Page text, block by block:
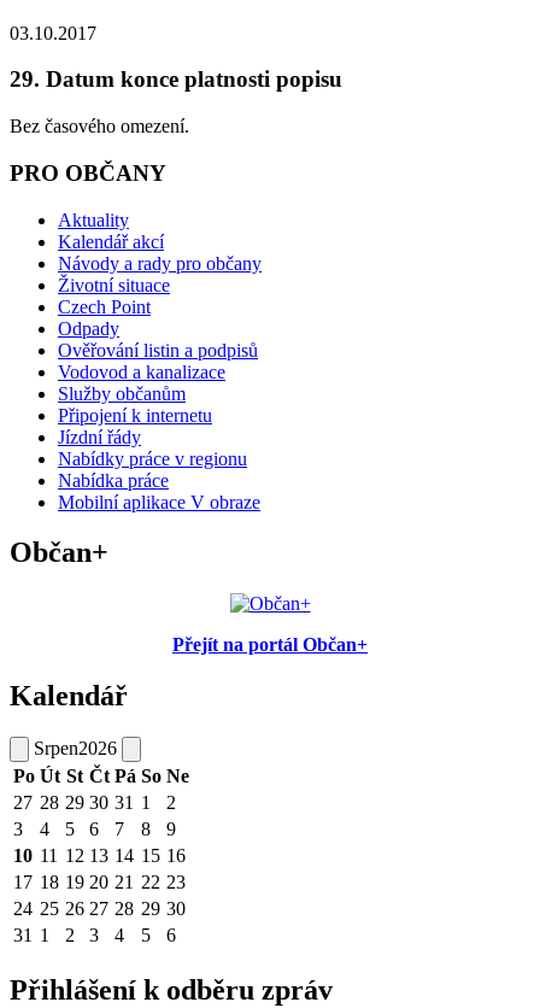
03.10.2017
29. Datum konce platnosti popisu
Bez časového omezení.
PRO OBČANY
Aktuality
Kalendář akcí
Návody a rady pro občany
Životní situace
Czech Point
Odpady
Ověřování listin a podpisů
Vodovod a kanalizace
Služby občanům
Připojení k internetu
Jízdní řády
Nabídky práce v regionu
Nabídka práce
Mobilní aplikace V obraze
Občan+
Přejít na portál Občan+
Kalendář
Srpen2026
Po Út St Čt Pá So Ne
27 28 29 30 31 1
2
3
4 5 6 7 8
9
10 11 12 13 14 15 16
17 18 19 20 21 22 23
24 25 26 27 28 29 30
31 1 2 3 4 5 6
Přihlášení k odběru zpráv